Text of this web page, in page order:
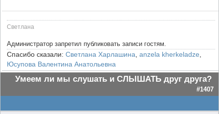
Cветлана
Администратор запретил публиковать записи гостям.
Спасибо сказали: Светлана Харлашина anzela kherkeladze
Юсупова Валентина Анатольевна
Умеем ли мы слушать и СЛЫШАТЬ друг друга?
#1407